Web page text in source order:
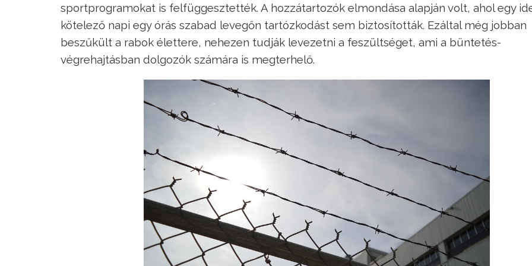
sportprogramokat is felfüggesztették. A hozzátartozók elmondása alapján volt, ahol egy
kötelező napi egy órás szabad levegőn tartózkodást sem biztosították. Ezáltal még jobban
beszűkült a rabok élettere, nehezen tudják levezetni a feszültséget, ami a büntetés-
végrehajtásban dolgozók számára is megterhelő.